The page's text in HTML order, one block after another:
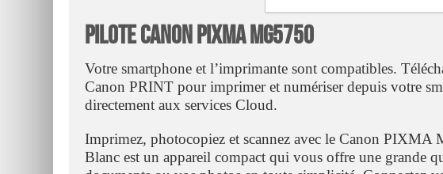
Pilote Canon PIXMA MG5750
Votre smartphone et l’imprimante sont compatibles.
Canon PRINT pour imprimer et numériser depuis votre
directement aux services Cloud.
Imprimez, photocopiez et scannez avec le Canon PIXMA
Blanc est un appareil compact qui vous offre une grande